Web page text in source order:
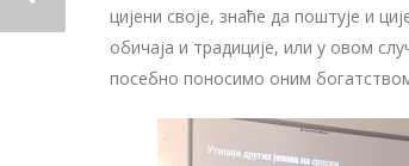
цијени своје, знаће да поштује и
обичаја и традиције, или у овом
посебно поносимо оним